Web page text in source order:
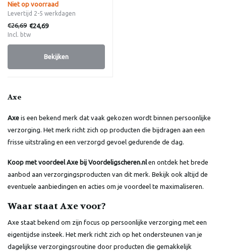
Niet op voorraad
Levertijd 2-5 werkdagen
€26,69 €24,69
Incl. btw
Bekijken
Axe
Axe is een bekend merk dat vaak gekozen wordt binnen persoonlijke
verzorging. Het merk richt zich op producten die bijdragen aan een
frisse uitstraling en een verzorgd gevoel gedurende de dag.
Koop met voordeel Axe bij Voordeligscheren.nlen ontdek het brede
aanbod aan verzorgingsproducten van dit merk. Bekijk ook altijd de
eventuele aanbiedingen en acties om je voordeel te maximaliseren.
Waar staat Axe voor?
Axe staat bekend om zijn focus op persoonlijke verzorging met een
eigentijdse insteek. Het merk richt zich op het ondersteunen van je
dagelijkse verzorgingsroutine door producten die gemakkelijk